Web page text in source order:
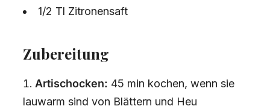
1/2 Tl Zitronensaft
Zubereitung
Artischocken: 45 min kochen, wenn sie
lauwarm sind von Blättern und Heu